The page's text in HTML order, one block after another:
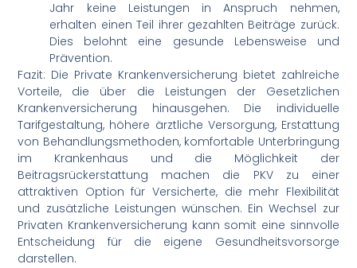
Jahr keine Leistungen in Anspruch nehmen,
erhalten einen Teil ihrer gezahlten Beiträge zurück.
Dies belohnt eine gesunde Lebensweise und
Prävention.
Fazit: Die Private Krankenversicherung bietet zahlreiche
Vorteile, die über die Leistungen der Gesetzlichen
Krankenversicherung hinausgehen. Die individuelle
Tarifgestaltung, höhere ärztliche Versorgung, Erstattung
von Behandlungsmethoden, komfortable Unterbringung
im Krankenhaus und die Möglichkeit der
Beitragsrückerstattung machen die PKV zu einer
attraktiven Option für Versicherte, die mehr Flexibilität
und zusätzliche Leistungen wünschen. Ein Wechsel zur
Privaten Krankenversicherung kann somit eine sinnvolle
Entscheidung für die eigene Gesundheitsvorsorge
darstellen.